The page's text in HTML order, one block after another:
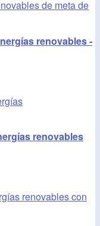
de meta de
renovables -
renovables
renovables con